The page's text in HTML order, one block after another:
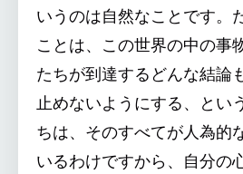
いうのは自然なことです。
ことは、この世界の中の事
たちが到達するどんな結論
止めないようにする、とい
ちは、そのすべてが人為的
いるわけですから、自分の